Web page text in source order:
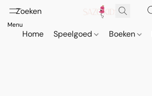
Home Speelgoed Boeken